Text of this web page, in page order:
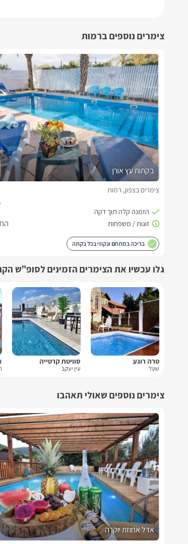
צימרים נוספים ברמות
בקתות עץ אורן
צימרים בצפון, רמות
בריכה במתחם וגקוזי בכל בקתה
גלו עכשיו את הצימרים הזמינים לסופ"ש
טרה רוגע
שעל
סוויטת קרטייה
עין יעקב
צימרים נוספים שאולי תאהבו
אדל אחוזת יוקרה